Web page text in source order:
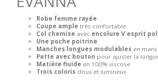
Robe femme rayée
Coupe ample très confortable
Col chemise avec encolure V esprit
Une poche poitrine
Manches longues modulables en
Patte avec bouton pour ajuster la
Matière fluide en 100% viscose
Trois coloris doux et lumineux